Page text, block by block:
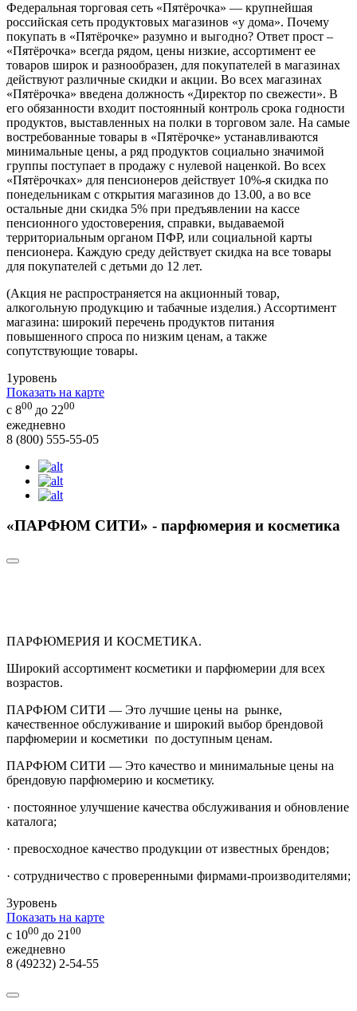
Федеральная торговая сеть «Пятёрочка» — крупнейшая
российская сеть продуктовых магазинов «у дома». Почему
покупать в «Пятёрочке» разумно и выгодно? Ответ прост –
«Пятёрочка» всегда рядом, цены низкие, ассортимент ее
товаров широк и разнообразен, для покупателей в магазинах
действуют различные скидки и акции. Во всех магазинах
«Пятёрочка» введена должность «Директор по свежести». В
его обязанности входит постоянный контроль срока годности
продуктов, выставленных на полки в торговом зале. На самые
востребованные товары в «Пятёрочке» устанавливаются
минимальные цены, а ряд продуктов социально значимой
группы поступает в продажу с нулевой наценкой. Во всех
«Пятёрочках» для пенсионеров действует 10%-я скидка по
понедельникам с открытия магазинов до 13.00, а во все
остальные дни скидка 5% при предъявлении на кассе
пенсионного удостоверения, справки, выдаваемой
территориальным органом ПФР, или социальной карты
пенсионера. Каждую среду действует скидка на все товары
для покупателей с детьми до 12 лет.
(Акция не распространяется на акционный товар,
алкогольную продукцию и табачные изделия.) Ассортимент
магазина: широкий перечень продуктов питания
повышенного спроса по низким ценам, а также
сопутствующие товары.
1уровень
Показать на карте
с 800 до 2200
ежедневно
8 (800) 555-55-05
«ПАРФЮМ СИТИ» - парфюмерия и косметика
ПАРФЮМЕРИЯ И КОСМЕТИКА.
Широкий ассортимент косметики и парфюмерии для всех
возрастов.
ПАРФЮМ СИТИ — Это лучшие цены на рынке,
качественное обслуживание и широкий выбор брендовой
парфюмерии и косметики по доступным ценам.
ПАРФЮМ СИТИ — Это качество и минимальные цены на
брендовую парфюмерию и косметику.
· постоянное улучшение качества обслуживания и обновление
каталога;
· превосходное качество продукции от известных брендов;
· сотрудничество с проверенными фирмами-производителями;
3уровень
Показать на карте
с 1000 до 21 00
ежедневно
8 (49232) 2-54-55